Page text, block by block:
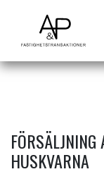
HUSKVARNA